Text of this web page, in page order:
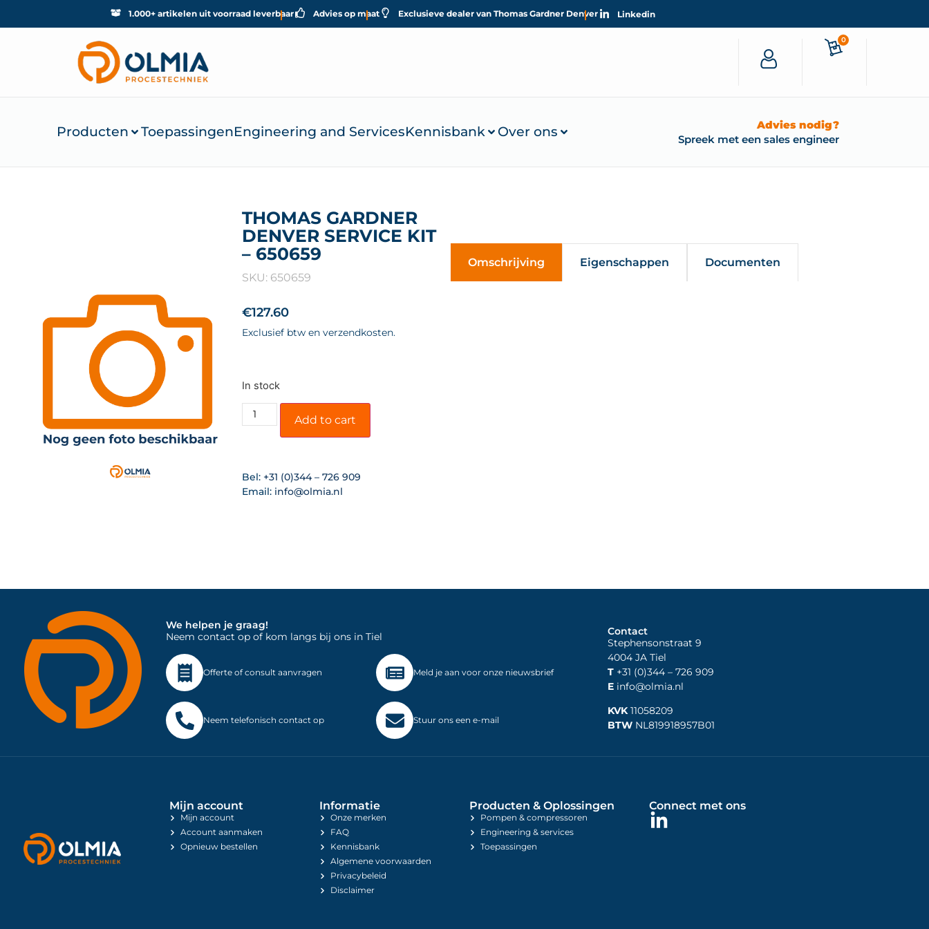
1.000+ artikelen uit voorraad leverbaar Advies op maat Exclusieve dealer van Thomas Gardner Denver Linkedin
0
Producten ToepassingenEngineering and ServicesKennisbank Over ons
Advies nodig?
Spreek met een sales engineer
THOMAS GARDNER
DENVER SERVICE KIT
– 650659
SKU: 650659
€127.60
Exclusief btw en verzendkosten.
In stock
Add to cart
Bel: +31 (0)344 – 726 909
Email: info@olmia.nl
Omschrijving Eigenschappen Documenten
We helpen je graag!
Neem contact op of kom langs bij ons in Tiel
Offerte of consult aanvragen
Neem telefonisch contact op
Meld je aan voor onze nieuwsbrief
Stuur ons een e-mail
Contact
Stephensonstraat 9
4004 JA Tiel
T+31 (0)344– 726 909
Einfo@olmia.nl
KVK11058209
BTWNL819918957B01
Mijn account
Mijn account
Account aanmaken
Opnieuw bestellen
Informatie
Onze merken
FAQ
Kennisbank
Algemene voorwaarden
Privacybeleid
Disclaimer
Producten & Oplossingen
Pompen & compressoren
Engineering & services
Toepassingen
Connect met ons